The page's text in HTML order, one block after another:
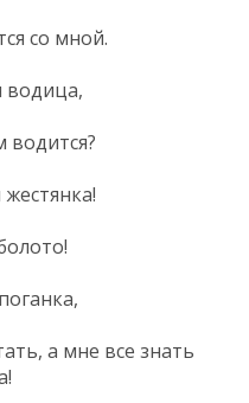
со мной.
водица,
водится?
а мне все знать